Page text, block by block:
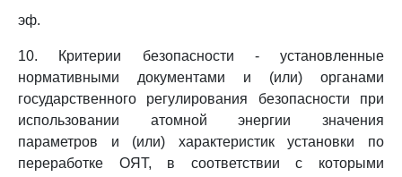
эф.
10. Критерии безопасности - установленные
нормативными документами и (или) органами
государственного регулирования безопасности при
использовании атомной энергии значения
параметров и (или) характеристик установки по
переработке ОЯТ, в соответствии с которыми